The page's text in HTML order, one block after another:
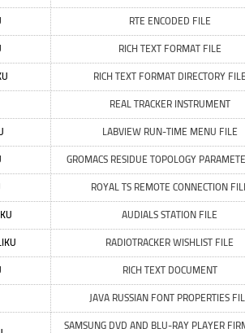
RTE ENCODED FILE
RICH TEXT FORMAT FILE
RICH TEXT FORMAT DIRECTORY
REAL TRACKER INSTRUMENT
LABVIEW RUN-TIME MENU FILE
GROMACS RESIDUE TOPOLOGY
ROYAL TS REMOTE CONNECTION
AUDIALS STATION FILE
RADIOTRACKER WISHLIST FILE
RICH TEXT DOCUMENT
JAVA RUSSIAN FONT PROPERTIES
SAMSUNG DVD AND BLU-RAY PLAYER